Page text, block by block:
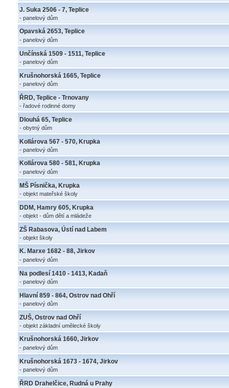
J. Suka 2506 - 7, Teplice
- panelový dům
Opavská 2653, Teplice
- panelový dům
Unčínská 1509 - 1511, Teplice
- panelový dům
Krušnohorská 1665, Teplice
- panelový dům
ŘRD, Teplice - Trnovany
- řadové rodinné domy
Dlouhá 65, Teplice
- obytný dům
Kollárova 567 - 570, Krupka
- panelový dům
Kollárova 580 - 581, Krupka
- panelový dům
MŠ Písnička, Krupka
- objekt mateřské školy
DDM, Hamry 605, Krupka
- objekt - dům dětí a mládeže
ZŠ Rabasova, Ústí nad Labem
- objekt školy
K. Marxe 1682 - 88, Jirkov
- panelový dům
Na podlesí 1410 - 1413, Kadaň
- panelový dům
Hlavní 859 - 864, Ostrov nad Ohří
- panelový dům
ZUŠ, Ostrov nad Ohří
- objekt základní umělecké školy
Krušnohorská 1660, Jirkov
- panelový dům
Krušnohorská 1673 - 1674, Jirkov
- panelový dům
ŘRD Drahelčice, Rudná u Prahy